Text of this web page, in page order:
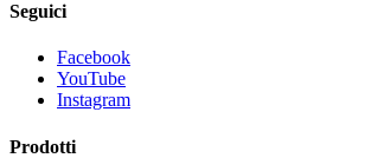
Seguici
Facebook
YouTube
Instagram
Prodotti